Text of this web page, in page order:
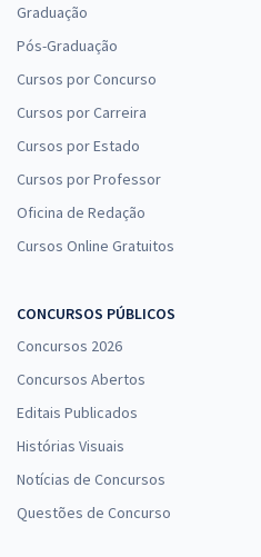
Graduação
Pós-Graduação
Cursos por Concurso
Cursos por Carreira
Cursos por Estado
Cursos por Professor
Oficina de Redação
Cursos Online Gratuitos
CONCURSOS PÚBLICOS
Concursos 2026
Concursos Abertos
Editais Publicados
Histórias Visuais
Notícias de Concursos
Questões de Concurso